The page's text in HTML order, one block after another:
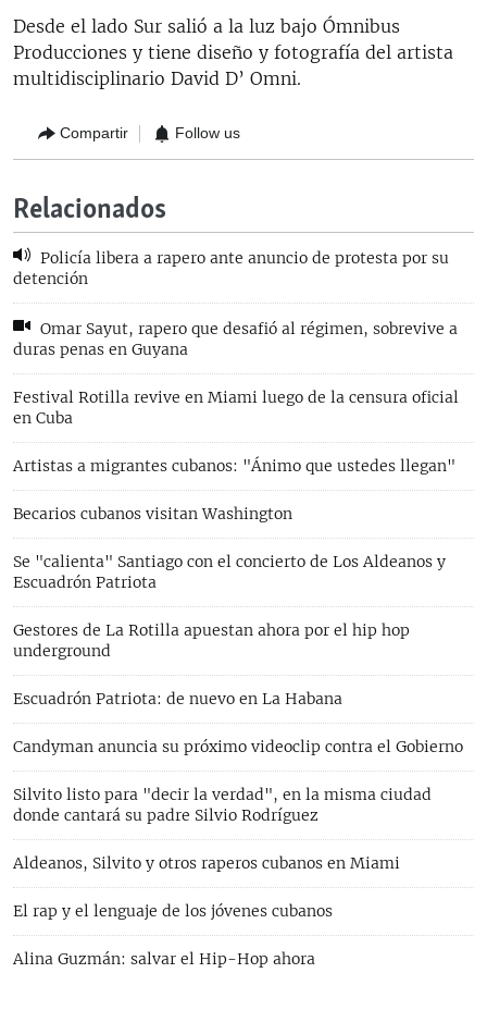
Desde el lado Sur salió a la luz bajo Ómnibus
Producciones y tiene diseño y fotografía del artista
multidisciplinario David D’ Omni.
Compartir Follow us
Relacionados
Policía libera a rapero ante anuncio de protesta por su
detención
Omar Sayut, rapero que desafió al régimen, sobrevive a
duras penas en Guyana
Festival Rotilla revive en Miami luego de la censura oficial
en Cuba
Artistas a migrantes cubanos: "Ánimo que ustedes llegan"
Becarios cubanos visitan Washington
Se "calienta" Santiago con el concierto de Los Aldeanos y
Escuadrón Patriota
Gestores de La Rotilla apuestan ahora por el hip hop
underground
Escuadrón Patriota: de nuevo en La Habana
Candyman anuncia su próximo videoclip contra el Gobierno
Silvito listo para "decir la verdad", en la misma ciudad
donde cantará su padre Silvio Rodríguez
Aldeanos, Silvito y otros raperos cubanos en Miami
El rap y el lenguaje de los jóvenes cubanos
Alina Guzmán: salvar el Hip-Hop ahora